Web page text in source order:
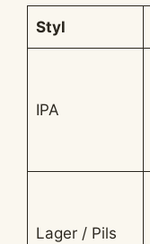
Styl
IPA
Lager / Pils